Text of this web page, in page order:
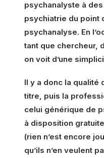
psychanalyste à
psychiatrie du point
psychanalyse. En
tant que chercheur,
on voit d’une
Il y a donc la qualité
titre, puis la
celui générique de
à disposition
(rien n’est encore
qu’ils n’en veulent